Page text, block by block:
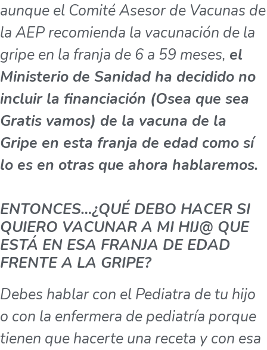
aunque el Comité Asesor de Vacunas de
la AEP recomienda la vacunación de la
gripe en la franja de 6 a 59 meses, el
Ministerio de Sanidad ha decidido no
incluir la financiación (Osea que sea
Gratis vamos) de la vacuna de la
Gripe en esta franja de edad como sí
lo es en otras que ahora hablaremos.
ENTONCES…¿QUÉ DEBO HACER SI
QUIERO VACUNAR A MI HIJ@ QUE
ESTÁ EN ESA FRANJA DE EDAD
FRENTE A LA GRIPE?
Debes hablar con el Pediatra de tu hijo
o con la enfermera de pediatría porque
tienen que hacerte una receta y con esa